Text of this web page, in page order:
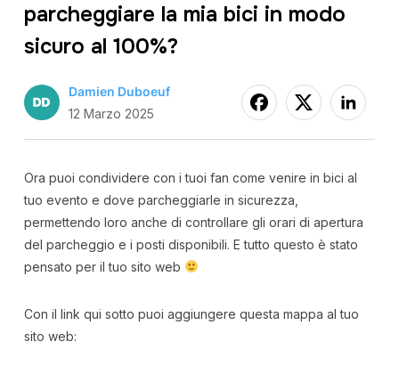
parcheggiare la mia bici in modo
sicuro al 100%?
Damien Duboeuf
12 Marzo 2025
Ora puoi condividere con i tuoi fan come venire in bici al
tuo evento e dove parcheggiarle in sicurezza,
permettendo loro anche di controllare gli orari di apertura
del parcheggio e i posti disponibili. E tutto questo è stato
pensato per il tuo sito web
Con il link qui sotto puoi aggiungere questa mappa al tuo
sito web: